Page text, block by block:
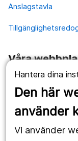
Hantera dina
Den här
använder
Vi använder
Anslagstavla
Våra
1177.se
Länstrafiken